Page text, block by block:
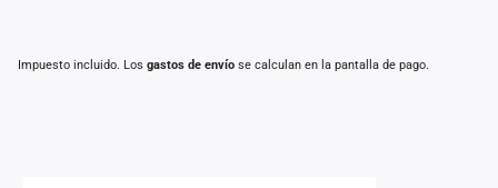
Impuesto incluido. Los gastos de envío se calculan en la pantalla de pago.